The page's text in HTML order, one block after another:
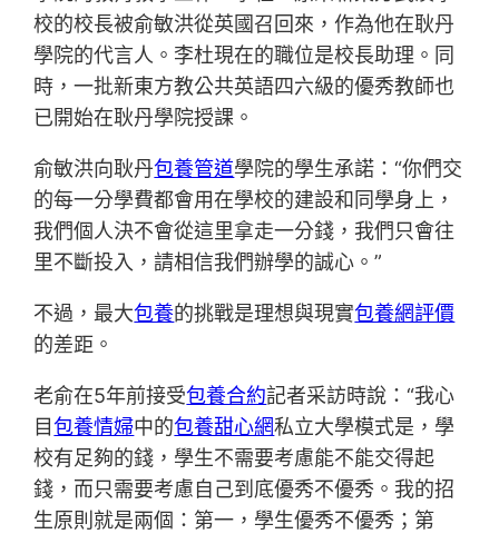
校的校長被俞敏洪從英國召回來，作為他在耿丹
學院的代言人。李杜現在的職位是校長助理。同
時，一批新東方教公共英語四六級的優秀教師也
已開始在耿丹學院授課。
俞敏洪向耿丹包養管道學院的學生承諾：“你們交
的每一分學費都會用在學校的建設和同學身上，
我們個人決不會從這里拿走一分錢，我們只會往
里不斷投入，請相信我們辦學的誠心。”
不過，最大包養的挑戰是理想與現實包養網評價
的差距。
老俞在5年前接受包養合約記者采訪時說：“我心
目包養情婦中的包養甜心網私立大學模式是，學
校有足夠的錢，學生不需要考慮能不能交得起
錢，而只需要考慮自己到底優秀不優秀。我的招
生原則就是兩個：第一，學生優秀不優秀；第